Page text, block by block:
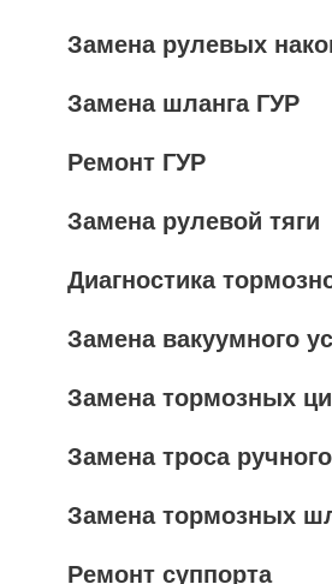
Замена рулевых
Замена шланга ГУР
Ремонт ГУР
Замена рулевой тяги
Диагностика
Замена вакуумного
Замена тормозных
Замена троса
Замена тормозных
Ремонт суппорта